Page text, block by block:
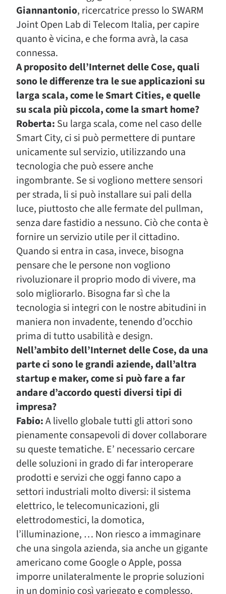
Giannantonio, ricercatrice presso lo SWARM
Joint Open Lab di Telecom Italia, per capire
quanto è vicina, e che forma avrà, la casa
connessa.
A proposito dell’Internet delle Cose, quali
sono le differenze tra le sue applicazioni su
larga scala, come le Smart Cities, e quelle
su scala più piccola, come la smart home?
Roberta: Su larga scala, come nel caso delle
Smart City, ci si può permettere di puntare
unicamente sul servizio, utilizzando una
tecnologia che può essere anche
ingombrante. Se si vogliono mettere sensori
per strada, li si può installare sui pali della
luce, piuttosto che alle fermate del pullman,
senza dare fastidio a nessuno. Ciò che conta è
fornire un servizio utile per il cittadino.
Quando si entra in casa, invece, bisogna
pensare che le persone non vogliono
rivoluzionare il proprio modo di vivere, ma
solo migliorarlo. Bisogna far sì che la
tecnologia si integri con le nostre abitudini in
maniera non invadente, tenendo d’occhio
prima di tutto usabilità e design.
Nell’ambito dell’Internet delle Cose, da una
parte ci sono le grandi aziende, dall’altra
startup e maker, come si può fare a far
andare d’accordo questi diversi tipi di
impresa?
Fabio:A livello globale tutti gli attori sono
pienamente consapevoli di dover collaborare
su queste tematiche. E’ necessario cercare
delle soluzioni in grado di far interoperare
prodotti e servizi che oggi fanno capo a
settori industriali molto diversi: il sistema
elettrico, le telecomunicazioni, gli
elettrodomestici, la domotica,
l’illuminazione, … Non riesco a immaginare
che una singola azienda, sia anche un gigante
americano come Google o Apple, possa
imporre unilateralmente le proprie soluzioni
in un dominio così variegato e complesso.